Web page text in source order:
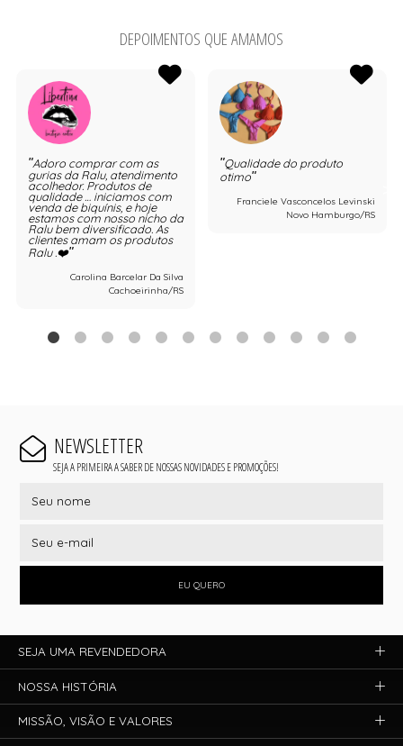
DEPOIMENTOS QUE AMAMOS
Adoro comprar com as
gurias da Ralu, atendimento
acolhedor. Produtos de
qualidade … iniciamos com
venda de biquínis, e hoje
estamos com nosso nicho da
Ralu bem diversificado. As
clientes amam os produtos
Ralu .❤️
Carolina Barcelar Da Silva
Cachoeirinha/RS
Qualidade do produto
otimo
Franciele Vasconcelos Levinski
Novo Hamburgo/RS
NEWSLETTER
SEJA A PRIMEIRA A SABER DE NOSSAS NOVIDADES E PROMOÇÕES!
EU QUERO
SEJA UMA REVENDEDORA
NOSSA HISTÓRIA
MISSÃO, VISÃO E VALORES